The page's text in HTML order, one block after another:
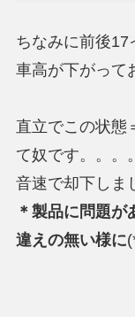
ちなみに前後17
車高が下がって
直立でこの状態
て奴です。。。。
音速で却下しま
＊製品に問題が
違えの無い様に